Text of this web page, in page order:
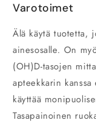
Varotoimet
Älä käytä tuotetta,
ainesosalle. On
(OH)D-tasojen
apteekkarin
käyttää
Tasapainoinen